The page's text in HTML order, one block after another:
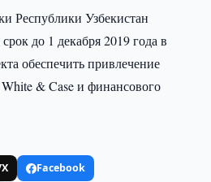
Республики Узбекистан
до 1 декабря 2019 года в
обеспечить привлечение
& Case и финансового
Facebook